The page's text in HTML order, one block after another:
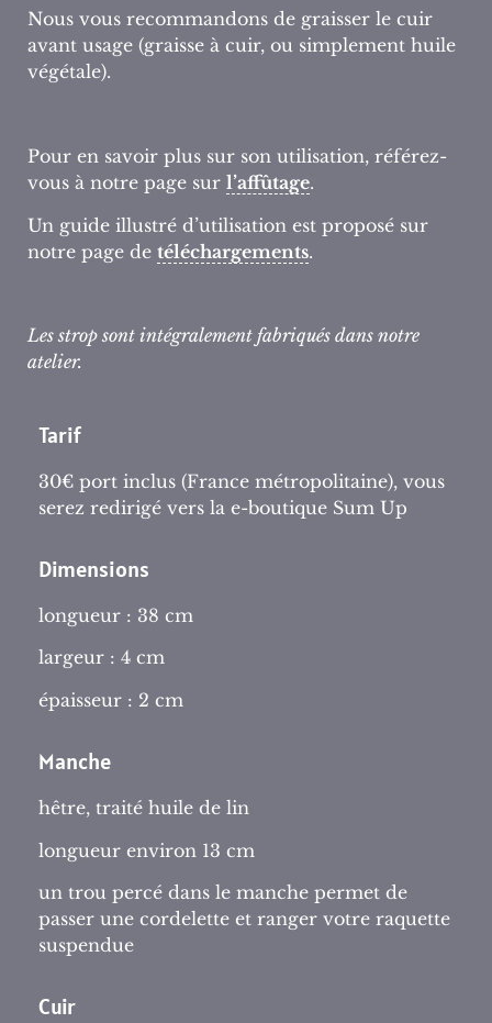
Nous vous recommandons de graisser le cuir
avant usage (graisse à cuir, ou simplement huile
végétale).
Pour en savoir plus sur son utilisation, référez-
vous à notre page sur l’affûtage.
Un guide illustré d’utilisation est proposé sur
notre page de téléchargements.
Les strop sont intégralement fabriqués dans notre
atelier.
Tarif
30€ port inclus (France métropolitaine), vous
serez redirigé vers la e-boutique Sum Up
Dimensions
longueur : 38 cm
largeur : 4 cm
épaisseur : 2 cm
Manche
hêtre, traité huile de lin
longueur environ 13 cm
un trou percé dans le manche permet de
passer une cordelette et ranger votre raquette
suspendue
Cuir